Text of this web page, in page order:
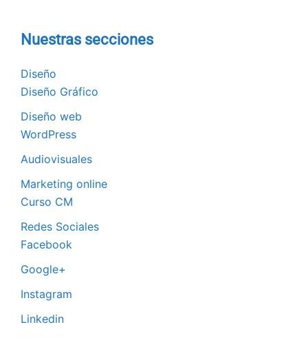
Nuestras secciones
Diseño
Diseño Gráfico
Diseño web
WordPress
Audiovisuales
Marketing online
Curso CM
Redes Sociales
Facebook
Google+
Instagram
Linkedin